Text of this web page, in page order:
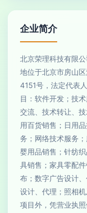
企业简介
北京荣理科技有限
地位于北京市房山
4151号，法定代表
目：软件开发；技
交流、技术转让、
用百货销售；日用
务；网络技术服务
婴用品销售；针纺
具销售；家具零配
布；数字广告设计
设计、代理；照相
项目外，凭营业执